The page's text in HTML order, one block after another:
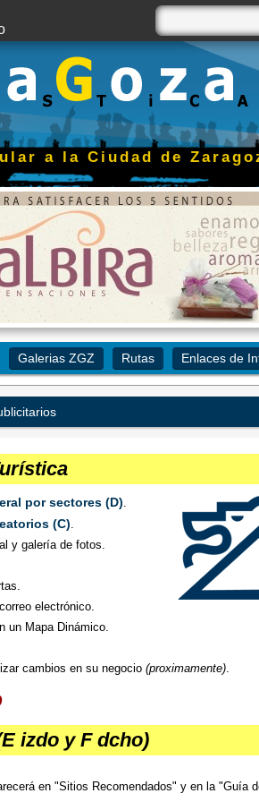
a la Ciudad de
Galerias ZGZ Rutas Enlaces de
por sectores (D).
(C).
y galería de fotos.
electrónico.
un Mapa Dinámico.
cambios en su negocio (proximamente).
izdo y F dcho)
en "Sitios Recomendados" y en la "Guía